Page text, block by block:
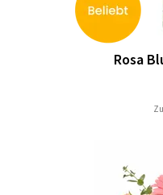
Rosa